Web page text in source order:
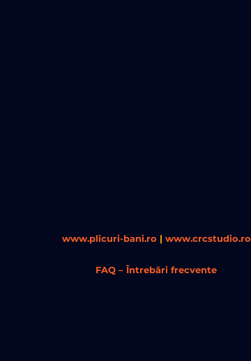
www.plicuri-bani.ro | www.crcstudio.ro
FAQ – Întrebări frecvente